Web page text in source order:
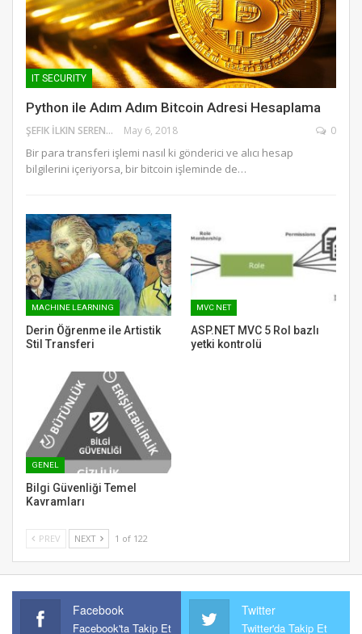
IT SECURITY
Python ile Adım Adım Bitcoin Adresi Hesaplama
ŞEFIK İLKIN SERENGIL May 6, 2018 0
Bir para transferi işlemi nasıl ki gönderici ve alıcı hesap
bilgilerini içeriyorsa, bir bitcoin işleminde de…
MACHINE LEARNING
Derin Öğrenme ile Artistik
Stil Transferi
MVC NET
ASP.NET MVC 5 Rol bazlı
yetki kontrolü
GENEL
Bilgi Güvenliği Temel
Kavramları
PREV NEXT 1 of 122
Facebook
Facebook'ta Takip Et
Twitter
Twitter'da Takip Et